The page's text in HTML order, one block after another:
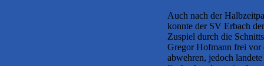
Auch nach der
konnte der SV Erbach
Zuspiel durch die
Gregor Hofmann frei vor
abwehren, jedoch